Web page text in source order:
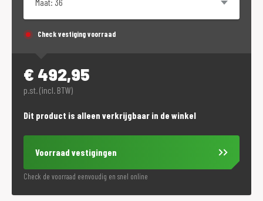
Check vestiging voorraad
€ 492,95
p.st. (incl. BTW)
Dit product is alleen verkrijgbaar in de winkel
Voorraad vestigingen
Check de voorraad eenvoudig en snel online